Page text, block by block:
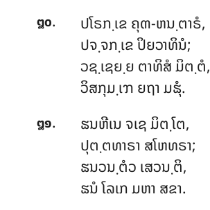
໘໐.
ປໂຣກ຺ເຂ ຄຸຓ-ຫນ຺ຕາຣໍ,
ປຈ຺ຈກ຺ເຂ ປິຍວາທິນໍ;
ວຊ຺ເຊຍ຺ຍ ຕາທິສໍ ມິຕ຺ຕໍ,
ວິສກຸມ຺ເຠ ຍຖາ ມຘຸໍ.
໘໑.
ຘນຫີເນ ຈເຊ ມິຕ຺ໂຕ,
ປຸຕ຺ຕທາຣາ ສໂຫທຣາ;
ຘນວນ຺ຕໍວ ເສວນ຺ຕິ,
ຘນໍ ໂລເກ ມຫາ ສຂາ.